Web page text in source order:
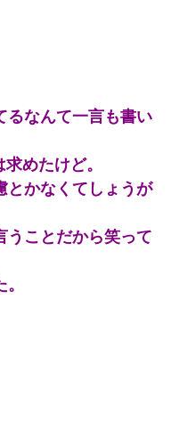
るなんて一言も書い
めたけど。
とかなくてしょうが
うことだから笑って